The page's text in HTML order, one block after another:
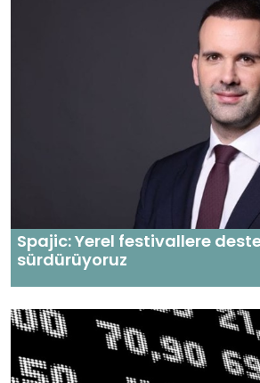
Spajic: Yerel festivallere
sürdürüyoruz